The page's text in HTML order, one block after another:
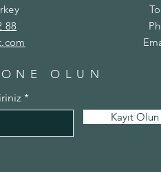
88
OLUN
Kayıt Olun